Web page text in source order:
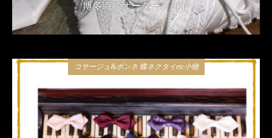
博多織でオーダーメイド
2019年3月21日
コサージュ&ボンネ 蝶ネクタイetc小物